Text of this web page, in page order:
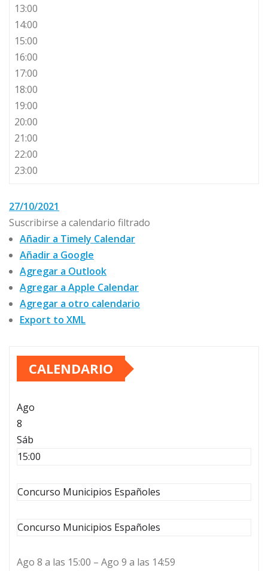
13:00
14:00
15:00
16:00
17:00
18:00
19:00
20:00
21:00
22:00
23:00
27/10/2021
Suscribirse a calendario filtrado
Añadir a Timely Calendar
Añadir a Google
Agregar a Outlook
Agregar a Apple Calendar
Agregar a otro calendario
Export to XML
CALENDARIO
Ago
8
Sáb
15:00
Concurso Municipios Españoles
Concurso Municipios Españoles
Ago 8 a las 15:00 – Ago 9 a las 14:59